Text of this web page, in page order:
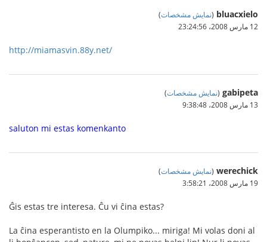
bluacxielo
(نمایش مشخصات)
12 مارس 2008،‏ 23:24:56
http://miamasvin.88y.net/
gabipeta
(نمایش مشخصات)
13 مارس 2008،‏ 9:38:48
saluton mi estas komenkanto
werechick
(نمایش مشخصات)
19 مارس 2008،‏ 3:58:21
Ĝis estas tre interesa. Ĉu vi ĉina estas?
La ĉina esperantisto en la Olumpiko... miriga! Mi volas doni al